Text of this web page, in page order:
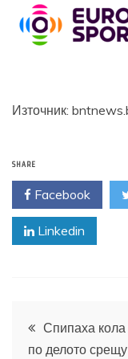
Източник:
SHARE
Facebook
Linkedin
Спипаха кола
по делото